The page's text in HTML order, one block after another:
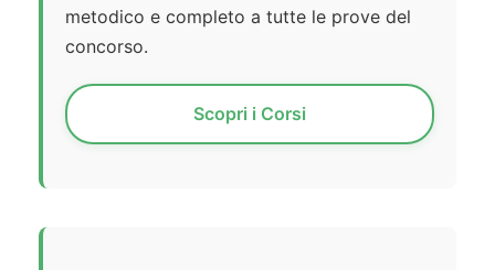
metodico e completo a tutte le prove del
concorso.
Scopri i Corsi